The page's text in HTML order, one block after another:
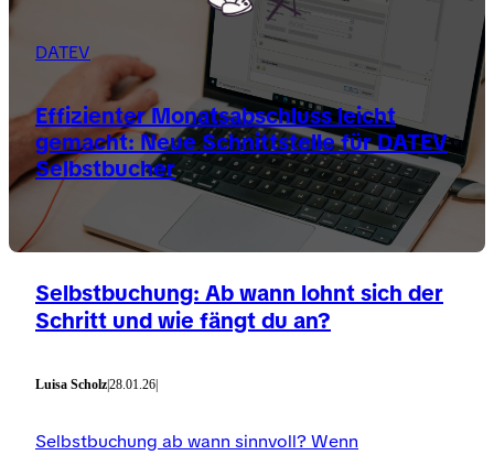
DATEV
Effizienter Monatsabschluss leicht
gemacht: Neue Schnittstelle für DATEV
Selbstbucher
Selbstbuchung: Ab wann lohnt sich der
Schritt und wie fängt du an?
Luisa Scholz28.01.26
Selbstbuchung ab wann sinnvoll? Wenn